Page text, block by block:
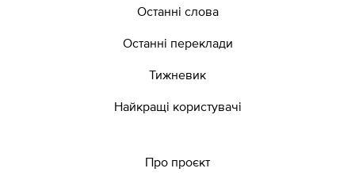
Останні слова
Останні переклади
Тижневик
Найкращі користувачі
Про проєкт